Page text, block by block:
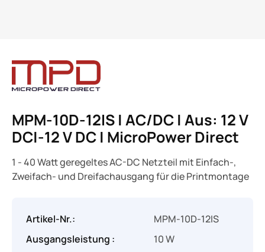
MPM-10D-12IS | AC/DC | Aus: 12 V
DC|-12 V DC | MicroPower Direct
1 - 40 Watt geregeltes AC-DC Netzteil mit Einfach-,
Zweifach- und Dreifachausgang für die Printmontage
Artikel-Nr.:
MPM-10D-12IS
Ausgangsleistung :
10 W